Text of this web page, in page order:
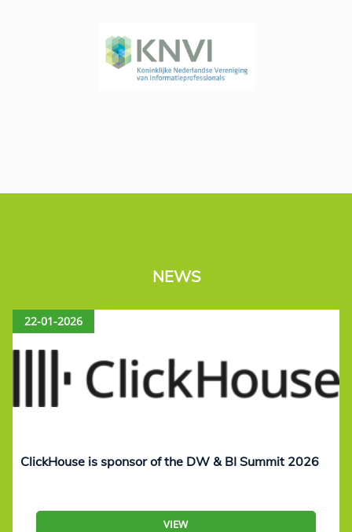
NEWS
22-01-2026
ClickHouse is sponsor of the DW & BI Summit 2026
VIEW